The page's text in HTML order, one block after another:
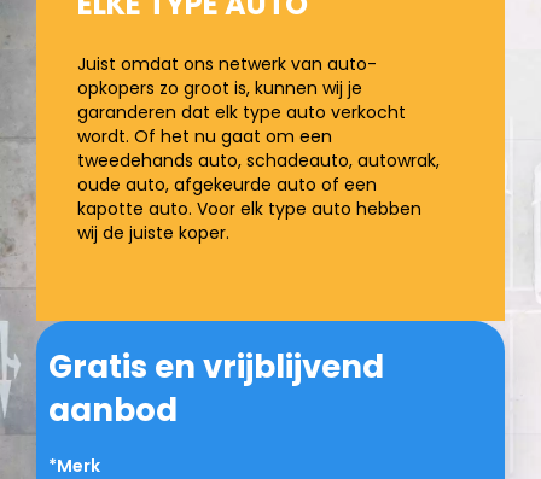
Juist omdat ons netwerk van auto-
opkopers zo groot is, kunnen wij je
garanderen dat elk type auto verkocht
wordt. Of het nu gaat om een
tweedehands auto, schadeauto, autowrak,
oude auto, afgekeurde auto of een
kapotte auto. Voor elk type auto hebben
wij de juiste koper.
Gratis en vrijblijvend
aanbod
*Merk